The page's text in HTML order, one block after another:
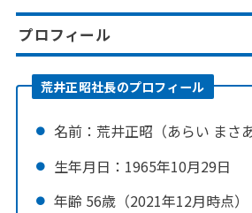
プロフィール
荒井正昭社長のプロフィール
名前：荒井正昭（あらい まさあ
生年月日：1965年10月29日
年齢 56歳（2021年12月時点）